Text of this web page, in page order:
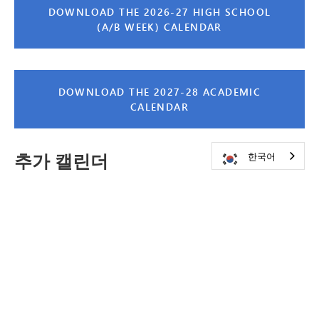
DOWNLOAD THE 2026-27 HIGH SCHOOL
(A/B WEEK) CALENDAR
DOWNLOAD THE 2027-28 ACADEMIC
CALENDAR
추가 캘린더 한국어